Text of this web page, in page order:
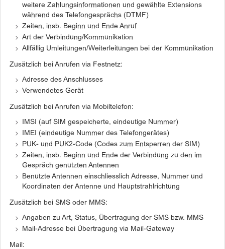
weitere Zahlungsinformationen und gewählte Extensions
während des Telefongesprächs (DTMF)
Zeiten, insb. Beginn und Ende Anruf
Art der Verbindung/Kommunikation
Allfällig Umleitungen/Weiterleitungen bei der Kommunikation
Zusätzlich bei Anrufen via Festnetz:
Adresse des Anschlusses
Verwendetes Gerät
Zusätzlich bei Anrufen via Mobiltelefon:
IMSI (auf SIM gespeicherte, eindeutige Nummer)
IMEI (eindeutige Nummer des Telefongerätes)
PUK- und PUK2-Code (Codes zum Entsperren der SIM)
Zeiten, insb. Beginn und Ende der Verbindung zu den im
Gespräch genutzten Antennen
Benutzte Antennen einschliesslich Adresse, Nummer und
Koordinaten der Antenne und Hauptstrahlrichtung
Zusätzlich bei SMS oder MMS:
Angaben zu Art, Status, Übertragung der SMS bzw. MMS
Mail-Adresse bei Übertragung via Mail-Gateway
Mail: